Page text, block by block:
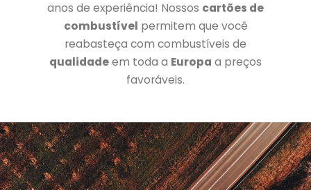
anos de experiência! Nossos cartões de
combustível permitem que você
reabasteça com combustíveis de
qualidadeem toda a Europa a preços
favoráveis.